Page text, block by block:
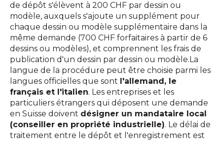
de dépôt s'élèvent à 200 CHF par dessin ou
modèle, auxquels s'ajoute un supplément pour
chaque dessin ou modèle supplémentaire dans la
même demande (700 CHF forfaitaires à partir de 6
dessins ou modèles), et comprennent les frais de
publication d'un dessin par dessin ou modèle.La
langue de la procédure peut être choisie parmi les
langues officielles que sont l'allemand, le
français et l'italien. Les entreprises et les
particuliers étrangers qui déposent une demande
en Suisse doivent désigner un mandataire local
(conseiller en propriété industrielle). Le délai de
traitement entre le dépôt et l'enregistrement est